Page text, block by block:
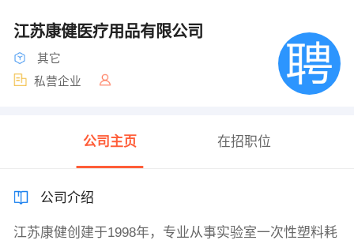
江苏康健医疗用品有限公司
其它
私营企业
公司主页 在招职位
公司介绍
江苏康健创建于1998年，专业从事实验室一次性塑料耗